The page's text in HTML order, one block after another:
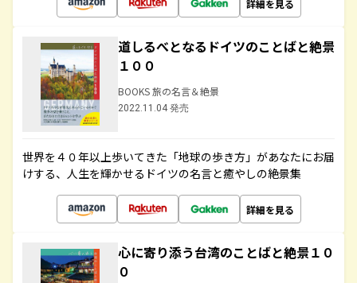
詳細を見る
道しるべとなるドイツのことばと絶景
１００
BOOKS 旅の名言＆絶景
2022.11.04 発売
世界を４０年以上歩いてきた「地球の歩き方」があなたにお届
けする、人生を輝かせるドイツの名言と癒やしの絶景集
詳細を見る
心に寄り添う台湾のことばと絶景１０
０